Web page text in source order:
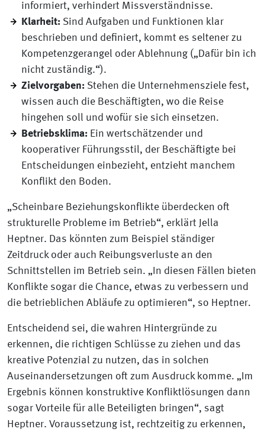
informiert, verhindert Missverständnisse.
Klarheit:Sind Aufgaben und Funktionen klar
beschrieben und definiert, kommt es seltener zu
Kompetenzgerangel oder Ablehnung („Dafür bin ich
nicht zuständig.“).
Zielvorgaben:Stehen die Unternehmensziele fest,
wissen auch die Beschäftigten, wo die Reise
hingehen soll und wofür sie sich einsetzen.
Betriebsklima:Ein wertschätzender und
kooperativer Führungsstil, der Beschäftigte bei
Entscheidungen einbezieht, entzieht manchem
Konflikt den Boden.
„Scheinbare Beziehungskonflikte überdecken oft
strukturelle Probleme im Betrieb“, erklärt Jella
Heptner. Das könnten zum Beispiel ständiger
Zeitdruck oder auch Reibungsverluste an den
Schnittstellen im Betrieb sein. „In diesen Fällen bieten
Konflikte sogar die Chance, etwas zu verbessern und
die betrieblichen Abläufe zu optimieren“, so Heptner.
Entscheidend sei, die wahren Hintergründe zu
erkennen, die richtigen Schlüsse zu ziehen und das
kreative Potenzial zu nutzen, das in solchen
Auseinandersetzungen oft zum Ausdruck komme. „Im
Ergebnis können konstruktive Konfliktlösungen dann
sogar Vorteile für alle Beteiligten bringen“, sagt
Heptner. Voraussetzung ist, rechtzeitig zu erkennen,